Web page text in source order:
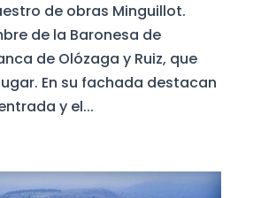
de obras Minguillot.
de la Baronesa de
de Olózaga y Ruiz, que
En su fachada destacan
y el...